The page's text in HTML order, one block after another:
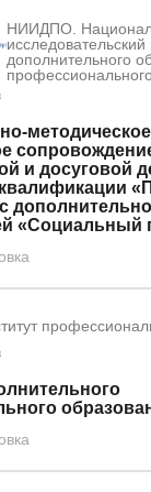
НИИДПО.
исследовательский
дополнительного
и досуговой
«Социальный